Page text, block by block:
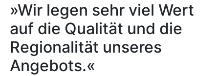
»Wir legen sehr viel Wert
auf die Qualität und die
Regionalität unseres
Angebots.«